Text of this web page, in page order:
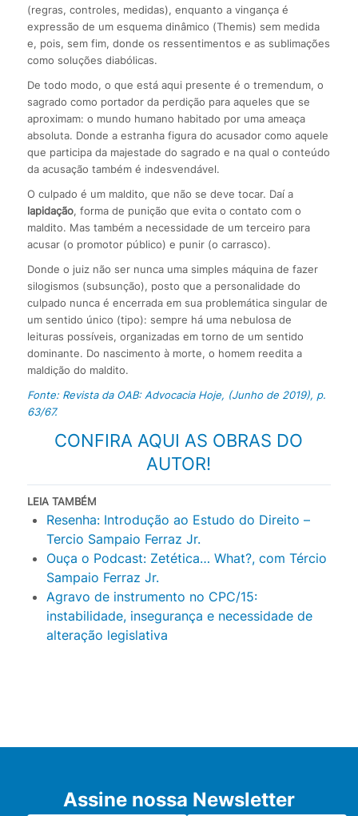
(regras, controles, medidas), enquanto a vingança é
expressão de um esquema dinâmico (Themis) sem medida
e, pois, sem fim, donde os ressentimentos e as sublimações
como soluções diabólicas.
De todo modo, o que está aqui presente é o tremendum, o
sagrado como portador da perdição para aqueles que se
aproximam: o mundo humano habitado por uma ameaça
absoluta. Donde a estranha figura do acusador como aquele
que participa da majestade do sagrado e na qual o conteúdo
da acusação também é indesvendável.
O culpado é um maldito, que não se deve tocar. Daí a
lapidação, forma de punição que evita o contato com o
maldito. Mas também a necessidade de um terceiro para
acusar (o promotor público) e punir (o carrasco).
Donde o juiz não ser nunca uma simples máquina de fazer
silogismos (subsunção), posto que a personalidade do
culpado nunca é encerrada em sua problemática singular de
um sentido único (tipo): sempre há uma nebulosa de
leituras possíveis, organizadas em torno de um sentido
dominante. Do nascimento à morte, o homem reedita a
maldição do maldito.
Fonte: Revista da OAB: Advocacia Hoje, (Junho de 2019), p.
63/67.
CONFIRA AQUI AS OBRAS DO
AUTOR!
LEIA TAMBÉM
Resenha: Introdução ao Estudo do Direito –
Tercio Sampaio Ferraz Jr.
Ouça o Podcast: Zetética… What?, com Tércio
Sampaio Ferraz Jr.
Agravo de instrumento no CPC/15:
instabilidade, insegurança e necessidade de
alteração legislativa
Assine nossa Newsletter